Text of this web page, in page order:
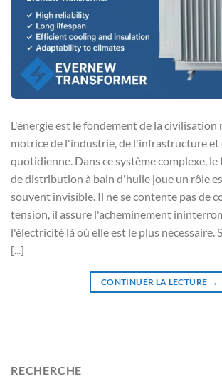
L'énergie est le fondement de la civilisation
motrice de l'industrie, de l'infrastructure et
quotidienne. Dans ce système complexe,
de distribution à bain d'huile joue un rôle
souvent invisible. Il ne se contente pas de
tension, il assure l'acheminement
l'électricité là où elle est le plus nécessaire.
[...]
CONTINUER LA LECTURE →
RECHERCHE